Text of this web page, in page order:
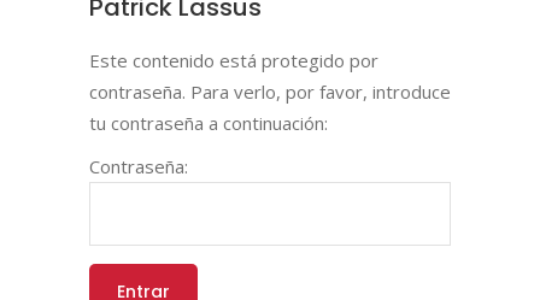
Patrick Lassus
Este contenido está protegido por
contraseña. Para verlo, por favor, introduce
tu contraseña a continuación:
Contraseña: